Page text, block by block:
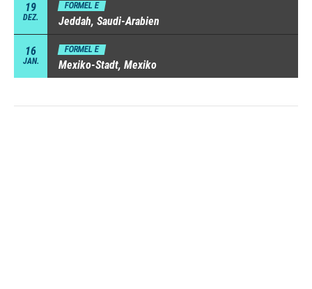
19
DEZ.
FORMEL E
Jeddah, Saudi-Arabien
16
JAN.
FORMEL E
Mexiko-Stadt, Mexiko